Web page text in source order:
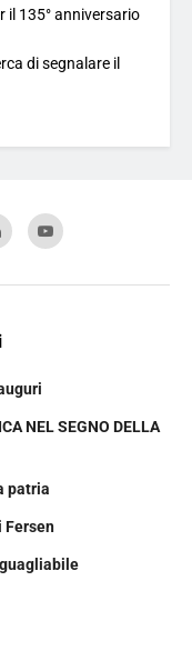
il 135° anniversario
di segnalare il
NEL SEGNO DELLA
patria
Fersen